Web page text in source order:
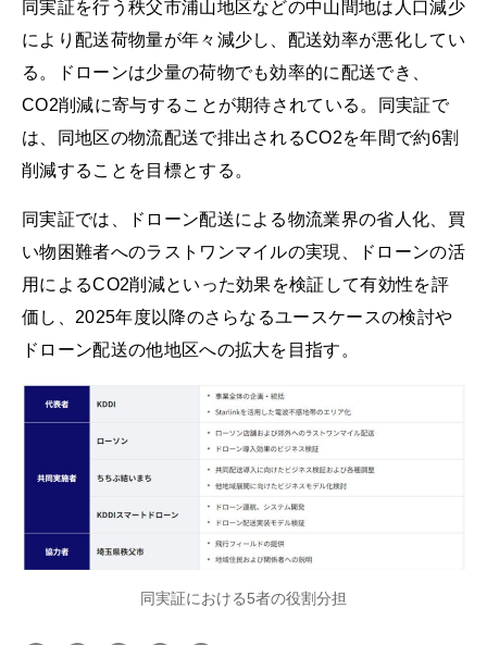
同実証を行う秩父市浦山地区などの中山間地は人口減少
により配送荷物量が年々減少し、配送効率が悪化してい
る。ドローンは少量の荷物でも効率的に配送でき、
CO2削減に寄与することが期待されている。同実証で
は、同地区の物流配送で排出されるCO2を年間で約6割
削減することを目標とする。
同実証では、ドローン配送による物流業界の省人化、買
い物困難者へのラストワンマイルの実現、ドローンの活
用によるCO2削減といった効果を検証して有効性を評
価し、2025年度以降のさらなるユースケースの検討や
ドローン配送の他地区への拡大を目指す。
同実証における5者の役割分担